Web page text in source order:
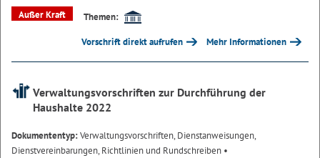
Außer Kraft
Themen:
Vorschrift direkt aufrufen Mehr Informationen
Verwaltungsvorschriften zur Durchführung der
Haushalte 2022
Dokumententyp:Verwaltungsvorschriften, Dienstanweisungen,
Dienstvereinbarungen, Richtlinien und Rundschreiben •